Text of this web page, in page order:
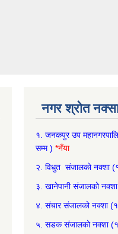
नगर श्रोत
१. जनकपुर उप
सम्म ) *नँया
२. विधुत संजालको नक्शा
३. खानेपानी संजालको
४. संचार संजालको नक्शा
५. सडक संजालको नक्शा